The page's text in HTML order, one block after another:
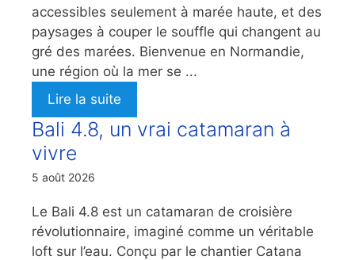
accessibles seulement à marée haute, et des
paysages à couper le souffle qui changent au
gré des marées. Bienvenue en Normandie,
une région où la mer se ...
Lire la suite
Bali 4.8, un vrai catamaran à
vivre
5 août 2026
Le Bali 4.8 est un catamaran de croisière
révolutionnaire, imaginé comme un véritable
loft sur l’eau. Conçu par le chantier Catana